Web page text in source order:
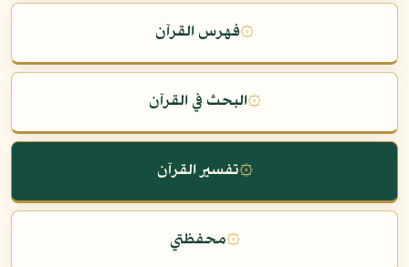
۞فهرس القرآن
۞البحث في القرآن
۞تفسير القرآن
۞محفظتي